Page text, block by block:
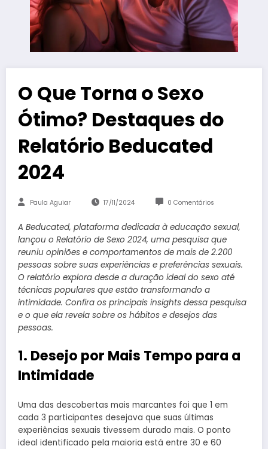
O Que Torna o Sexo
Ótimo? Destaques do
Relatório Beducated
2024
Paula Aguiar 17/11/2024 0 Comentários
A Beducated, plataforma dedicada à educação sexual,
lançou o Relatório de Sexo 2024, uma pesquisa que
reuniu opiniões e comportamentos de mais de 2.200
pessoas sobre suas experiências e preferências sexuais.
O relatório explora desde a duração ideal do sexo até
técnicas populares que estão transformando a
intimidade. Confira os principais insights dessa pesquisa
e o que ela revela sobre os hábitos e desejos das
pessoas.
1. Desejo por Mais Tempo para a
Intimidade
Uma das descobertas mais marcantes foi que 1 em
cada 3 participantes desejava que suas últimas
experiências sexuais tivessem durado mais. O ponto
ideal identificado pela maioria está entre 30 e 60